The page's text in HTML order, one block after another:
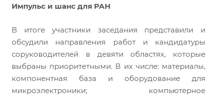
Импульс и шанс для РАН
В итоге участники заседания представили и
обсудили направления работ и кандидатуры
соруководителей в девяти областях, которые
выбраны приоритетными. В их числе: материалы,
компонентная база и оборудование для
микроэлектроники; компьютерное